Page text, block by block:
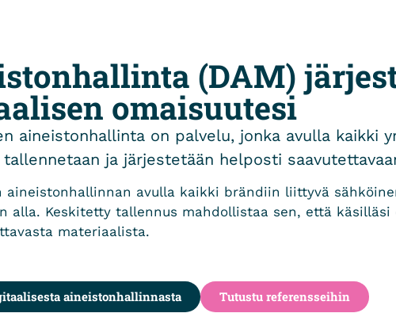
(DAM)
omaisuutesi​
aineistonhallinta on palvelu, jonka avulla kaikki
tallennetaan ja järjestetään helposti
aineistonhallinnan avulla kaikki brändiin liittyvä
alla. Keskitetty tallennus mahdollistaa sen, että
materiaalista.
aineistonhallinnasta Tutustu referensseihin